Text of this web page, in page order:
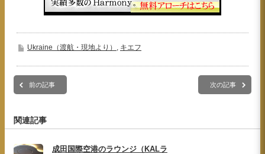
Ukraine（渡航・現地より） キエフ
前の記事 次の記事
関連記事
成田国際空港のラウンジ（KALラ